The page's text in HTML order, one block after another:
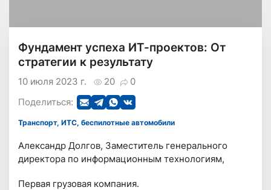
Фундамент успеха ИТ-проектов: От
стратегии к результату
20 0
10 июля 2023 г.
Поделиться:
Транспорт, ИТС, беспилотные автомобили
Александр Долгов, Заместитель генерального
директора по информационным технологиям,
Первая грузовая компания.